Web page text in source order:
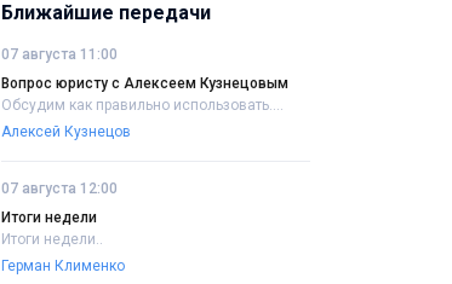
Ближайшие передачи
07 августа 11:00
Вопрос юристу с Алексеем Кузнецовым
Обсудим как правильно использовать....
Алексей Кузнецов
07 августа 12:00
Итоги недели
Итоги недели..
Герман Клименко